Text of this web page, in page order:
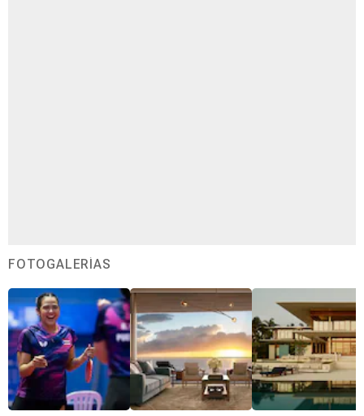
FOTOGALERÍAS